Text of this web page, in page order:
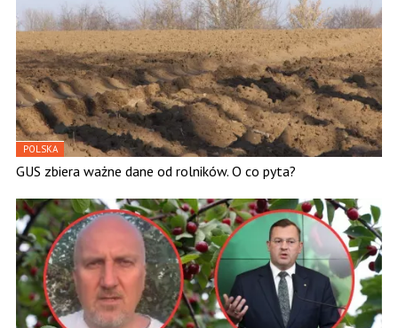
POLSKA
GUS zbiera ważne dane od rolników. O co pyta?